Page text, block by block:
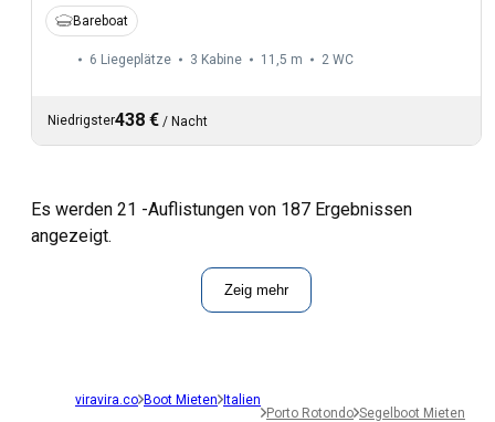
Bareboat
6 Liegeplätze 3 Kabine 11,5 m 2 WC
Niedrigster438 € / Nacht
Es werden 21 -Auflistungen von 187 Ergebnissen
angezeigt.
Zeig mehr
viravira.co Boot Mieten Italien
Porto Rotondo Segelboot Mieten